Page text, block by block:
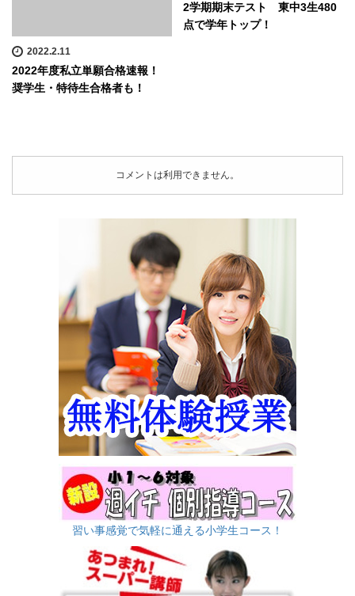
2022.2.11
2022年度私立単願合格速報！
奨学生・特待生合格者も！
2学期期末テスト 東中3生480
点で学年トップ！
コメントは利用できません。
習い事感覚で気軽に通える小学生コース！